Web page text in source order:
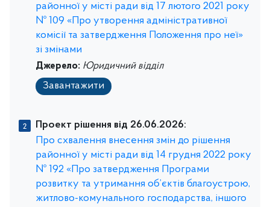
районної у місті ради від 17 лютого 2021 року
№ 109 «Про утворення адміністративної
комісії та затвердження Положення про неї»
зі змінами
Джерело: Юридичний відділ
Завантажити
Проект рішення від 26.06.2026:
Про схвалення внесення змін до рішення
районної у місті ради від 14 грудня 2022 року
№ 192 «Про затвердження Програми
розвитку та утримання об’єктів благоустрою,
житлово-комунального господарства, іншого